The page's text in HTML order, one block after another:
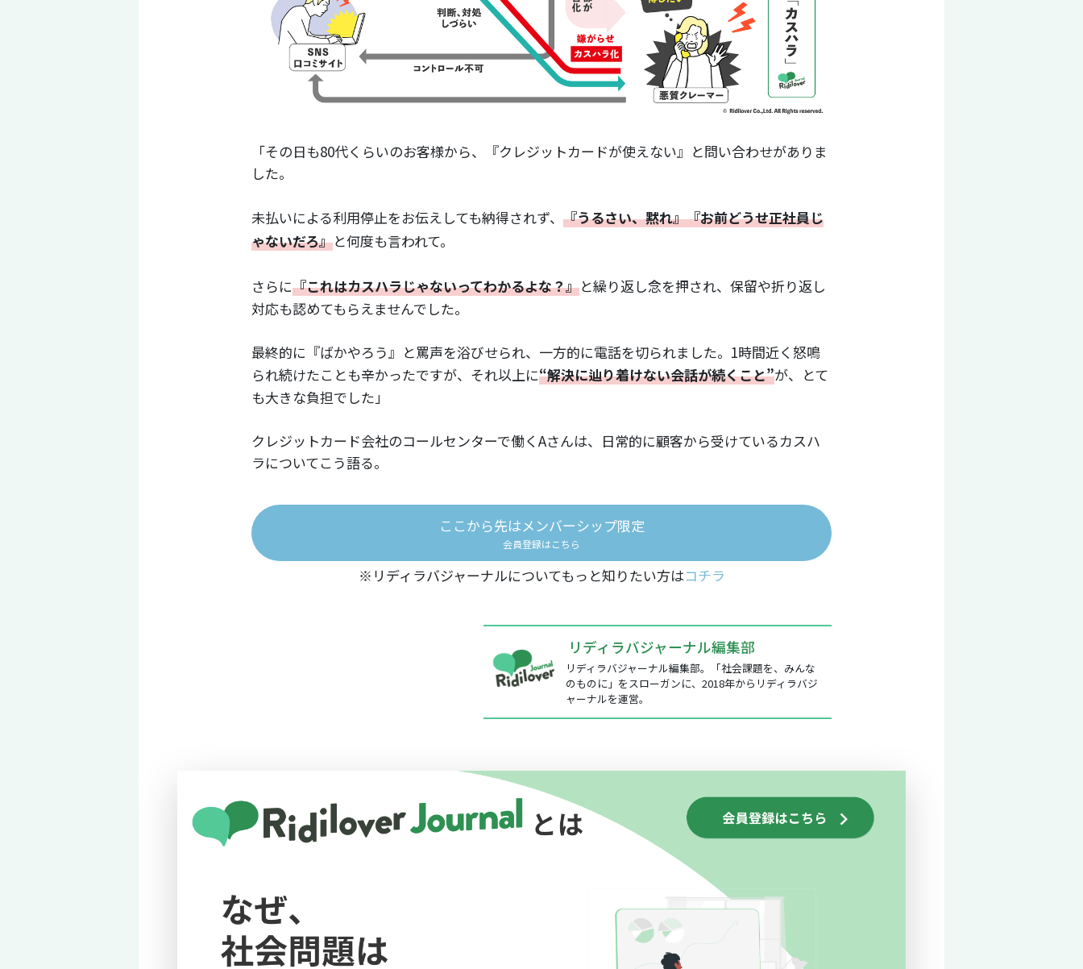
「その日も80代くらいのお客様から、『クレジットカードが使えない』と問い合わせがありま
した。
未払いによる利用停止をお伝えしても納得されず、 『うるさい、黙れ』『お前どうせ正社員じ
ゃないだろ』と何度も言われて。
さらに『これはカスハラじゃないってわかるよな？』と繰り返し念を押され、保留や折り返し
対応も認めてもらえませんでした。
最終的に『ばかやろう』と罵声を浴びせられ、一方的に電話を切られました。1時間近く怒鳴
られ続けたことも辛かったですが、それ以上に“解決に辿り着けない会話が続くこと”が、とて
も大きな負担でした」
クレジットカード会社のコールセンターで働くAさんは、日常的に顧客から受けているカスハ
ラについてこう語る。
ここから先はメンバーシップ限定
会員登録はこちら
※リディラバジャーナルについてもっと知りたい方はコチラ
リディラバジャーナル編集部
リディラバジャーナル編集部。「社会課題を、みんな
のものに」をスローガンに、2018年からリディラバジ
ャーナルを運営。